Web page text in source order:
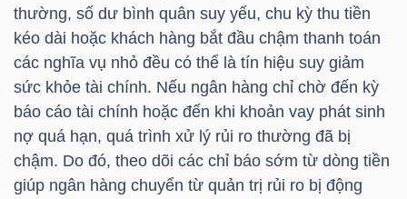
thường, số dư bình quân suy yếu, chu kỳ thu tiền
kéo dài hoặc khách hàng bắt đầu chậm thanh toán
các nghĩa vụ nhỏ đều có thể là tín hiệu suy giảm
sức khỏe tài chính. Nếu ngân hàng chỉ chờ đến kỳ
báo cáo tài chính hoặc đến khi khoản vay phát sinh
nợ quá hạn, quá trình xử lý rủi ro thường đã bị
chậm. Do đó, theo dõi các chỉ báo sớm từ dòng tiền
giúp ngân hàng chuyển từ quản trị rủi ro bị động
giả
(-)
Báo
phân
tích